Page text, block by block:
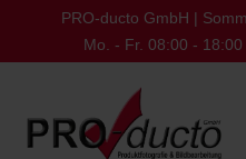
PRO-ducto GmbH |
Mo. - Fr. 08:00 - 18:00